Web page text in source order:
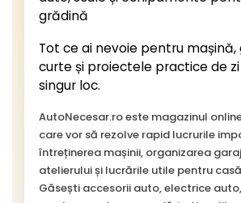
grădină
Tot ce ai nevoie pentru mașină,
curte și proiectele practice de
singur loc.
AutoNecesar.ro este magazinul
care vor să rezolve rapid lucrurile
întreținerea mașinii, organizarea
atelierului și lucrările utile pentru
Găsești accesorii auto, electrice